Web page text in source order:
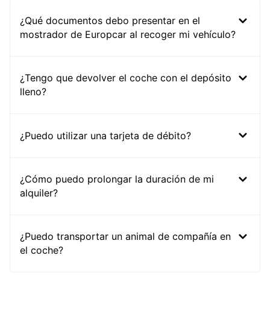
¿Qué documentos debo presentar en el
mostrador de Europcar al recoger mi vehículo?
¿Tengo que devolver el coche con el depósito
lleno?
¿Puedo utilizar una tarjeta de débito?
¿Cómo puedo prolongar la duración de mi
alquiler?
¿Puedo transportar un animal de compañía en
el coche?